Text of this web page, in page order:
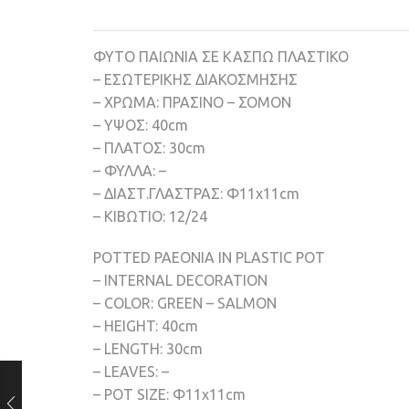
ΦΥΤΟ ΠΑΙΩΝΙΑ ΣΕ ΚΑΣΠΩ ΠΛΑΣΤΙΚΟ
– ΕΣΩΤΕΡΙΚΗΣ ΔΙΑΚΟΣΜΗΣΗΣ
– ΧΡΩΜΑ: ΠΡΑΣΙΝΟ – ΣΟΜΟΝ
– ΥΨΟΣ: 40cm
– ΠΛΑΤΟΣ: 30cm
– ΦΥΛΛΑ: –
– ΔΙΑΣΤ.ΓΛΑΣΤΡΑΣ: Φ11x11cm
– ΚΙΒΩΤΙΟ: 12/24
POTTED PAEONIA IN PLASTIC POT
– INTERNAL DECORATION
– COLOR: GREEN – SALMON
– HEIGHT: 40cm
– LENGTH: 30cm
– LEAVES: –
– POT SIZE: Φ11x11cm